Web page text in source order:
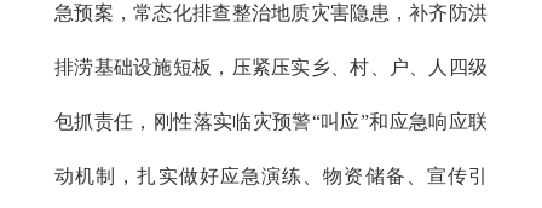
急预案，常态化排查整治地质灾害隐患，补齐防洪
排涝基础设施短板，压紧压实乡、村、户、人四级
包抓责任，刚性落实临灾预警“叫应”和应急响应联
动机制，扎实做好应急演练、物资储备、宣传引